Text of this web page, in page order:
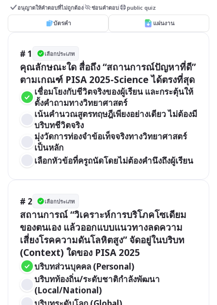
อนุญาตให้คำตอบที่ไม่ถูกต้อง ซ่อนคำตอบ public quiz
บัตรคำ แผ่นงาน
# 1 เลือกประเภท
คุณลักษณะใด สื่อถึง “สถานการณ์ปัญหาที่ดี”
ตามเกณฑ์ PISA 2025-Science ได้ตรงที่สุด
เชื่อมโยงกับชีวิตจริงของผู้เรียน และกระตุ้นให้
ตั้งคำถามทางวิทยาศาสตร์
เน้นคำนวณสูตรทฤษฎีเพียงอย่างเดียว ไม่ต้องมี
บริบทชีวิตจริง
มุ่งวัดการท่องจำข้อเท็จจริงทางวิทยาศาสตร์
เป็นหลัก
เลือกหัวข้อที่ครูถนัดโดยไม่ต้องคำนึงถึงผู้เรียน
# 2 เลือกประเภท
สถานการณ์ “วิเคราะห์การบริโภคโซเดียม
ของตนเอง แล้วออกแบบแนวทางลดความ
เสี่ยงโรคความดันโลหิตสูง” จัดอยู่ในบริบท
(Context) ใดของ PISA 2025
บริบทส่วนบุคคล (Personal)
บริบทท้องถิ่น/ระดับชาติกำลังพัฒนา
(Local/National)